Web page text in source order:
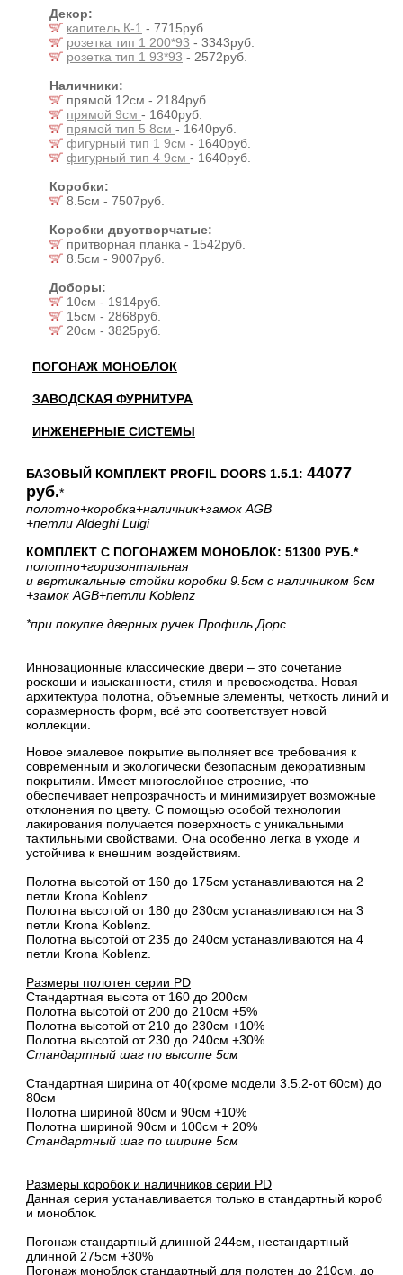
Декор:
капитель К-1 - 7715руб.
розетка тип 1 200*93 - 3343руб.
розетка тип 1 93*93 - 2572руб.
Наличники:
прямой 12см - 2184руб.
прямой 9см - 1640руб.
прямой тип 5 8см - 1640руб.
фигурный тип 1 9см - 1640руб.
фигурный тип 4 9см - 1640руб.
Коробки:
8.5см - 7507руб.
Коробки двустворчатые:
притворная планка - 1542руб.
8.5см - 9007руб.
Доборы:
10см - 1914руб.
15см - 2868руб.
20см - 3825руб.
ПОГОНАЖ МОНОБЛОК
ЗАВОДСКАЯ ФУРНИТУРА
ИНЖЕНЕРНЫЕ СИСТЕМЫ
БАЗОВЫЙ КОМПЛЕКТ PROFIL DOORS 1.5.1: 44077
руб.*
полотно+коробка+наличник+замок AGB
+петли Aldeghi Luigi
КОМПЛЕКТ С ПОГОНАЖЕМ МОНОБЛОК: 51300 РУБ.*
полотно+горизонтальная
и вертикальные стойки коробки 9.5см с наличником 6см
+замок AGB+петли Koblenz
*при покупке дверных ручек Профиль Дорс
Инновационные классические двери – это сочетание
роскоши и изысканности, стиля и превосходства. Новая
архитектура полотна, объемные элементы, четкость линий и
соразмерность форм, всё это соответствует новой
коллекции.
Новое эмалевое покрытие выполняет все требования к
современным и экологически безопасным декоративным
покрытиям. Имеет многослойное строение, что
обеспечивает непрозрачность и минимизирует возможные
отклонения по цвету. С помощью особой технологии
лакирования получается поверхность с уникальными
тактильными свойствами. Она особенно легка в уходе и
устойчива к внешним воздействиям.
Полотна высотой от 160 до 175см устанавливаются на 2
петли Krona Koblenz.
Полотна высотой от 180 до 230см устанавливаются на 3
петли Krona Koblenz.
Полотна высотой от 235 до 240см устанавливаются на 4
петли Krona Koblenz.
Размеры полотен серии PD
Стандартная высота от 160 до 200см
Полотна высотой от 200 до 210см +5%
Полотна высотой от 210 до 230см +10%
Полотна высотой от 230 до 240см +30%
Стандартный шаг по высоте 5см
Стандартная ширина от 40(кроме модели 3.5.2-от 60см) до
80см
Полотна шириной 80cм и 90cм +10%
Полотна шириной 90см и 100см + 20%
Стандартный шаг по ширине 5см
Размеры коробок и наличников серии PD
Данная серия устанавливается только в стандартный короб
и моноблок.
Погонаж стандартный длинной 244см, нестандартный
длинной 275см +30%
Погонаж моноблок стандартный для полотен до 210см, до